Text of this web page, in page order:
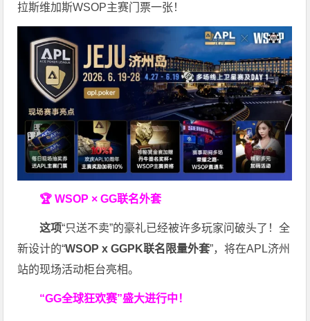
拉斯维加斯WSOP主赛门票一张！
🏆 WSOP × GG联名外套
这项“只送不卖”的豪礼已经被许多玩家问破头了！全
新设计的“WSOP x GGPK联名限量外套”，将在APL济州
站的现场活动柜台亮相。
“GG全球狂欢赛”盛大进行中！